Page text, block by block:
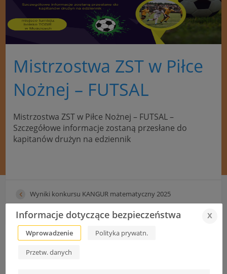
Mistrzostwa ZST w Piłce
Nożnej – FUTSAL
Mistrzostwa ZST w Piłce Nożnej – FUTSAL –
Szczegółowe informacje zostaną przesłane do
kapitanów drużyn na edziennik
Wyniki konkursu KANGUR matematyczny 2025
Tarnowskie Dni Elektryki 2025
Informacje dotyczące bezpieczeństwa x
Wprowadzenie Polityka prywatn.
Przetw. danych